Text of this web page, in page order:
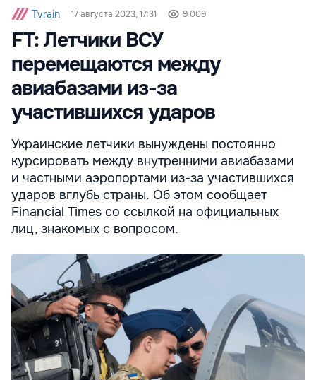
Tvrain 17 августа 2023, 17:31 9 009
FT: Летчики ВСУ
перемещаются между
авиабазами из-за
участившихся ударов
Украинские летчики вынуждены постоянно
курсировать между внутренними авиабазами
и частными аэропортами из-за участившихся
ударов вглубь страны. Об этом сообщает
Financial Times со ссылкой на официальных
лиц, знакомых с вопросом.